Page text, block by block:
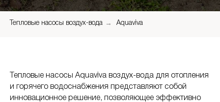
Тепловые насосы воздух-вода → Aquaviva
Тепловые насосы Aquaviva воздух-вода для отопления
и горячего водоснабжения представляют собой
инновационное решение, позволяющее эффективно